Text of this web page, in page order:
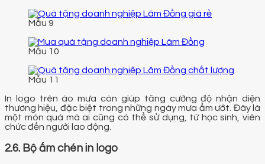
Mẫu 9
Mẫu 10
Mẫu 11
In logo trên áo mưa còn giúp tăng cường độ nhận diện
thương hiệu, đặc biệt trong những ngày mưa ẩm ướt. Đây là
một món quà mà ai cũng có thể sử dụng, từ học sinh, viên
chức đến người lao động.
2.6. Bộ ấm chén in logo